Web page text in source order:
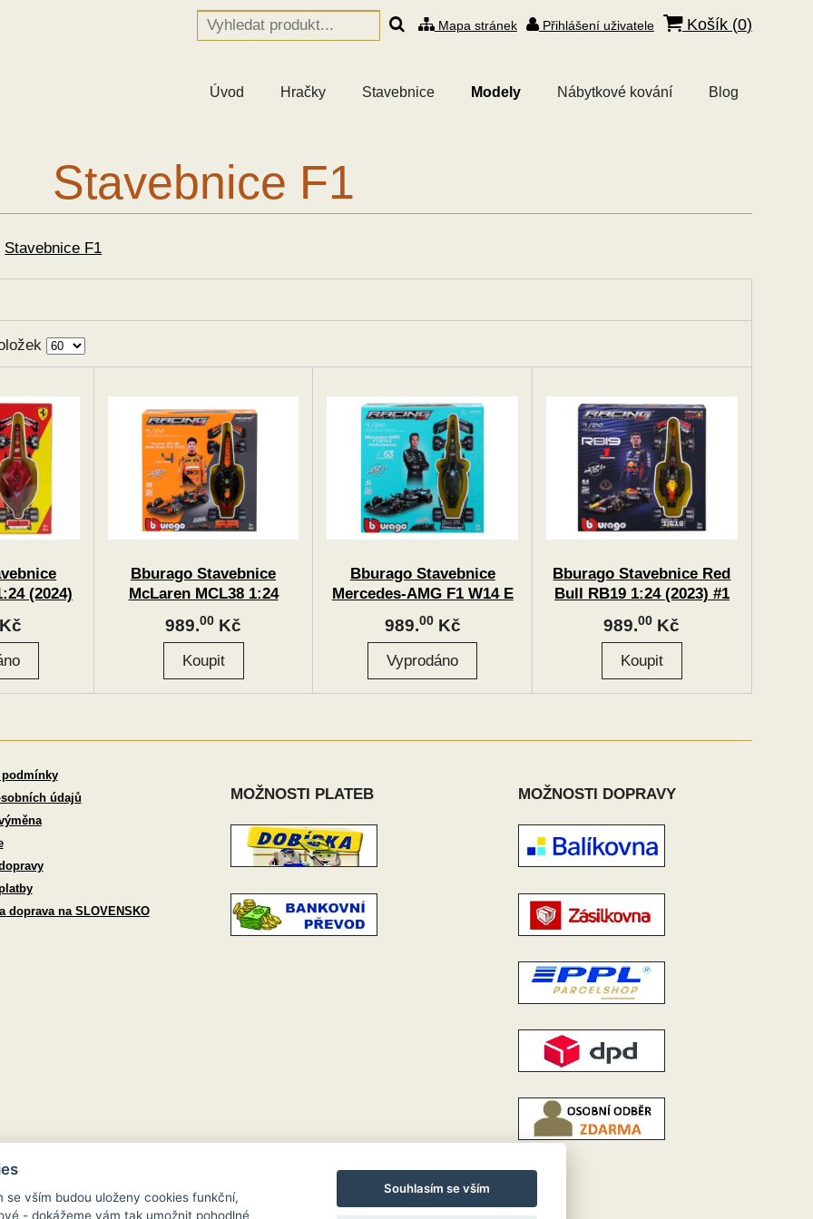
Mapa stránek Přihlášení uživatele Košík (0)
Úvod Hračky Stavebnice Modely Nábytkové kování Blog
Stavebnice F1
Stavebnice F1
(2024)
Kč
Bburago Stavebnice
McLaren MCL38 1:24
(2024) #4 Lando Norris
989.00 Kč
Bburago Stavebnice
Mercedes-AMG F1 W14 E
1:24 (2024) #63 George
Russell
989.00Kč
Bburago Stavebnice Red
Bull RB19 1:24 (2023) #1
Max Verstappen
989.00 Kč
údajů
doprava na SLOVENSKO
MOŽNOSTI PLATEB MOŽNOSTI DOPRAVY
se vším budou uloženy cookies funkční,
- dokážeme vám tak umožnit pohodlné
Souhlasím se vším